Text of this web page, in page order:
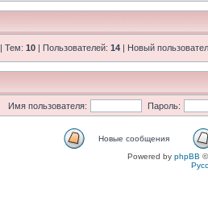
| Тем: 10 | Пользователей: 14 | Новый
Имя пользователя: Пароль:
Новые сообщения
Powered by phpBB